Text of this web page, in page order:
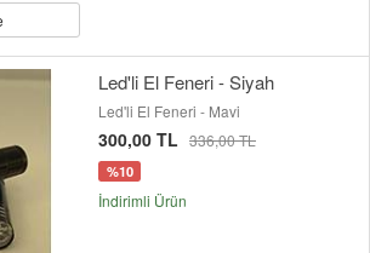
Led'li El Feneri - Siyah
Led'li El Feneri - Mavi
300,00 TL 336,00 TL
%10
İndirimli Ürün